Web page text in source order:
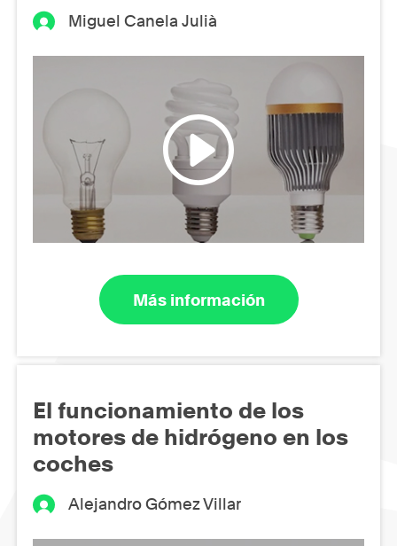
Miguel Canela Julià
Más información
El funcionamiento de los
motores de hidrógeno en los
coches
Alejandro Gómez Villar